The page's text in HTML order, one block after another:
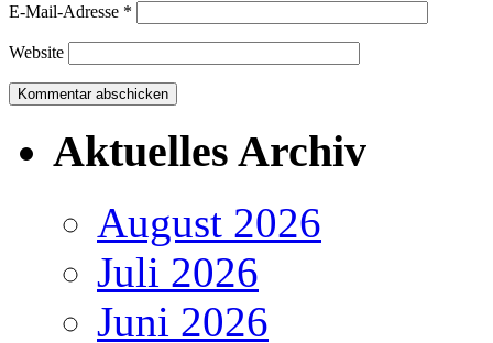
E-Mail-Adresse *
Website
Aktuelles Archiv
August 2026
Juli 2026
Juni 2026